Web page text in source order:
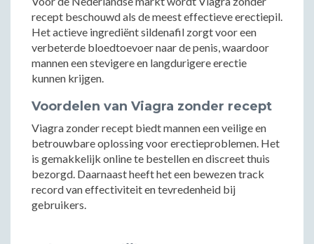
recept beschouwd als de meest effectieve erectiepil.
Het actieve ingrediënt sildenafil zorgt voor een
verbeterde bloedtoevoer naar de penis, waardoor
mannen een stevigere en langdurigere erectie
kunnen krijgen.
Voordelen van Viagra zonder recept
Viagra zonder recept biedt mannen een veilige en
betrouwbare oplossing voor erectieproblemen. Het
is gemakkelijk online te bestellen en discreet thuis
bezorgd. Daarnaast heeft het een bewezen track
record van effectiviteit en tevredenheid bij
gebruikers.